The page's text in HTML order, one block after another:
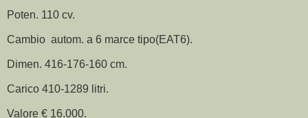
Poten. 110 cv.
Cambio autom. a 6 marce tipo(EAT6).
Dimen. 416-176-160 cm.
Carico 410-1289 litri.
Valore € 16.000.